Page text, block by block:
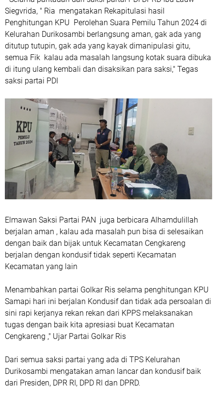
Siegvrida, " Ria mengatakan Rekapitulasi hasil
Penghitungan KPU Perolehan Suara Pemilu Tahun 2024 di
Kelurahan Durikosambi berlangsung aman, gak ada yang
ditutup tutupin, gak ada yang kayak dimanipulasi gitu,
semua Fik kalau ada masalah langsung kotak suara dibuka
di itung ulang kembali dan disaksikan para saksi," Tegas
saksi partai PDI
Elmawan Saksi Partai PAN juga berbicara Alhamdulillah
berjalan aman , kalau ada masalah pun bisa di selesaikan
dengan baik dan bijak untuk Kecamatan Cengkareng
berjalan dengan kondusif tidak seperti Kecamatan
Kecamatan yang lain
Menambahkan partai Golkar Ris selama penghitungan KPU
Samapi hari ini berjalan Kondusif dan tidak ada persoalan di
sini rapi kerjanya rekan rekan dari KPPS melaksanakan
tugas dengan baik kita apresiasi buat Kecamatan
Cengkareng ," Ujar Partai Golkar Ris
Dari semua saksi partai yang ada di TPS Kelurahan
Durikosambi mengatakan aman lancar dan kondusif baik
dari Presiden, DPR RI, DPD RI dan DPRD.